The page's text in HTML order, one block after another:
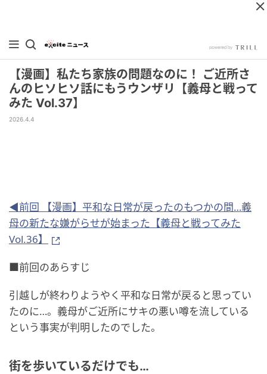
【漫画】私たち家族の問題なのに！ ご近所さ
んのヒソヒソ話にもうウンザリ【義母と戦って
みた Vol.37】
2026.4.4
◀前回 【漫画】平和な日常が戻ったのもつかの間…義
母の新たな嫌がらせが始まった【義母と戦ってみた
Vol.36】
■前回のあらすじ
引越しが終わりようやく平和な日常が戻ると思ってい
たのに…。義母がご近所にサキの悪い噂を流している
という事実が判明したのでした。
街を歩いているだけでも…